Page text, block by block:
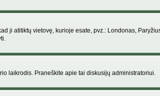
atitiktų vietovę, kurioje esate, pvz.: Londonas,
laikrodis. Praneškite apie tai diskusijų administratoriui.